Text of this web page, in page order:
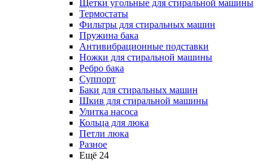
Щетки угольные для стиральной машины
Термостаты
Фильтры для стиральных машин
Пружина бака
Антивибрационные подставки
Ножки для стиральной машины
Ребро бака
Суппорт
Баки для стиральных машин
Шкив для стиральной машины
Улитка насоса
Кольца для люка
Петли люка
Разное
Ещё 24